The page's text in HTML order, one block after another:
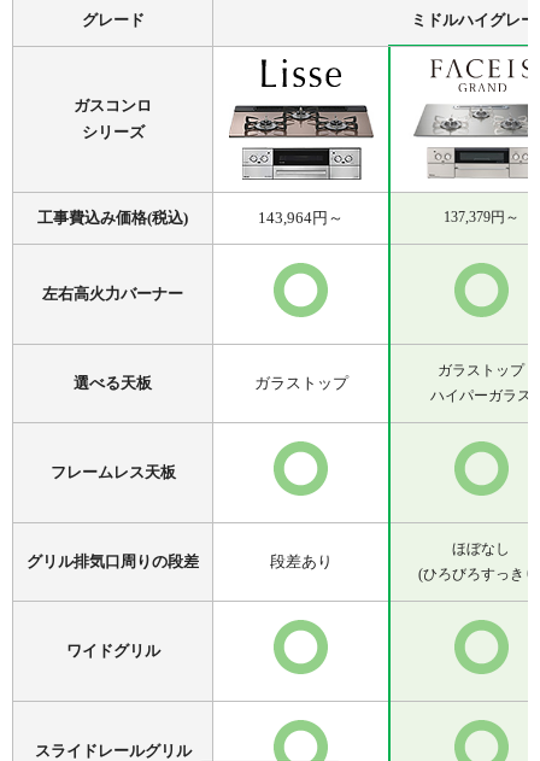
グレード ミドルハイグレー
ガスコンロ
シリーズ
工事費込み価格(税込) 143,964円～ 137,379円～
左右高火力バーナー
選べる天板 ガラストップ
ガラストップ
ハイパーガラス
フレームレス天板
グリル排気口周りの段差 段差あり
ほぼなし
(ひろびろすっき
ワイドグリル
スライドレールグリル